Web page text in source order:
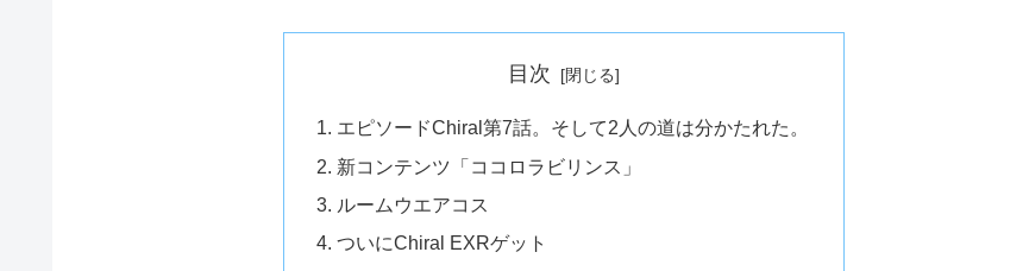
目次
エピソードChiral第7話。そして2人の道は分かたれた。
新コンテンツ「ココロラビリンス」
ルームウエアコス
ついにChiral EXRゲット